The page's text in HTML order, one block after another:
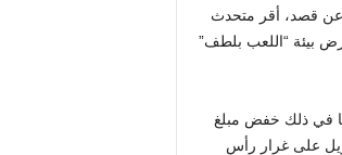
عن قصد، أقر متحدث
بيئة “اللعب بلطف”
دعمت هذا الجهد، بما في ذلك خفض مبلغ
على غرار رأس